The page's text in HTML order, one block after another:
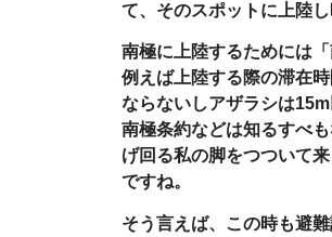
て、そのスポットに上陸
南極に上陸するためには
例えば上陸する際の滞在
ならないしアザラシは15m
南極条約などは知るすべ
げ回る私の脚をつついて
ですね。
そう言えば、この時も避